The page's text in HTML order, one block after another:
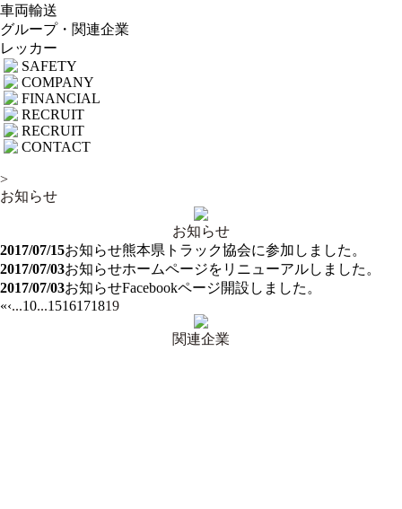
車両輸送
グループ・関連企業
レッカー
SAFETY
COMPANY
FINANCIAL
RECRUIT
RECRUIT
CONTACT
>
お知らせ
お知らせ
2017/07/15お知らせ熊本県トラック協会に参加しました。
2017/07/03お知らせホームページをリニューアルしました。
2017/07/03お知らせFacebookページ開設しました。
«‹...10...1516171819
関連企業